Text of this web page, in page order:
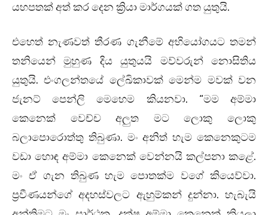
යහපතක් අත් කර දෙන ක්‍රියා මාර්ගයක් ගත යුතුයි.
එහෙත් නැණවත් තීරණ ගැනීමේ අභියෝගයට තමන්
තනියෙන් මුහුණ දිය යුතුයයි මව්වරුන් නොසිතිය
යුතුයි. එංගලන්තයේ ලේඛිකාවක් මෙන්ම මවක් වන
ජැනට් පෙන්ලි මෙහෙම කියනවා. “මම අම්මා
කෙනෙක් වෙච්ච අලුත මට ලොකු ලොකු
බලාපොරොත්තු තිබුණා. මං අනිත් හැම කෙනෙකුටම
වඩා හොඳ අම්මා කෙනෙක් වෙන්නයි කල්පනා කළේ.
මං ඒ ගැන තිබුණ හැම පොතක්ම වගේ කියෙව්වා.
ප්‍රවීණයන්ගේ අදහස්වලට ඇහුම්කන් දුන්නා. හැබැයි